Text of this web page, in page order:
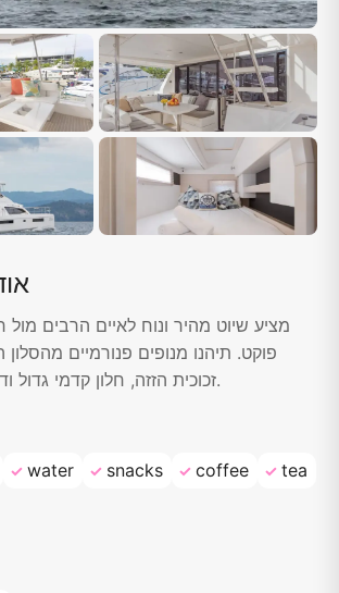
פוקט. תיהנו מנופים פנורמיים
זכוכית הזזה, חלון קדמי גדול ודלת גישה לחרטום.
water snacks coffee
tea